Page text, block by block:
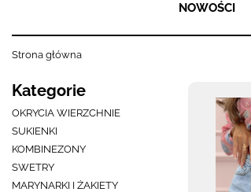
NOWOŚCI
Strona główna
Kategorie
OKRYCIA WIERZCHNIE
SUKIENKI
KOMBINEZONY
SWETRY
MARYNARKI I ŻAKIETY